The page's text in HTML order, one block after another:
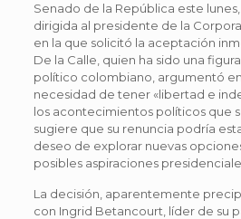
Senado de la República este
dirigida al presidente de la
en la que solicitó la aceptación
De la Calle, quien ha sido una
político colombiano, argumentó en
necesidad de tener «libertad e
los acontecimientos políticos que
sugiere que su renuncia podría
deseo de explorar nuevas
posibles aspiraciones
La decisión, aparentemente
con Ingrid Betancourt, líder de su